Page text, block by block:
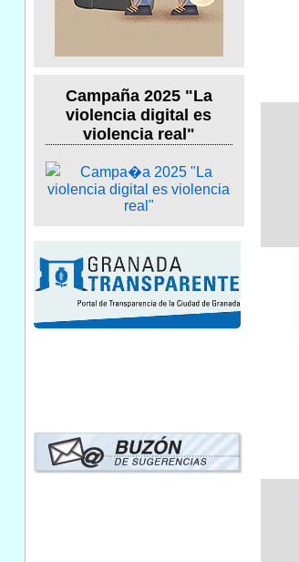
Campaña 2025 "La
violencia digital es
violencia real"